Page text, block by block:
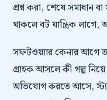
প্রশ্ন করা, শেষে সমাধান
থাকলে বট যান্ত্রিক লাগে,
সফটওয়্যার কেনার আগে
গ্রাহক আসলে কী গল্প
অভিযোগ করতে আসে,